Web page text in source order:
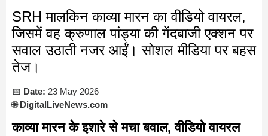
SRH मालकिन काव्या मारन का वीडियो वायरल,
जिसमें वह क्रुणाल पांड्या की गेंदबाजी एक्शन पर
सवाल उठाती नजर आईं। सोशल मीडिया पर बहस
तेज।
📅 Date: 23 May 2026
🌐DigitalLiveNews.com
काव्या मारन के इशारे से मचा बवाल, वीडियो वायरल